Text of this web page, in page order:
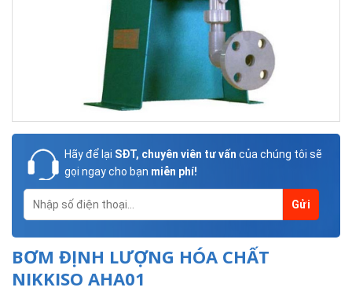
Hãy để lại SĐT, chuyên viên tư vấn của chúng tôi sẽ
gọi ngay cho bạn miễn phí!
BƠM ĐỊNH LƯỢNG HÓA CHẤT
NIKKISO AHA01